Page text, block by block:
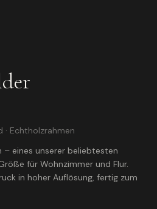
· Echtholzrahmen
eines unserer beliebtesten
für Wohnzimmer und Flur.
in hoher Auflösung, fertig zum